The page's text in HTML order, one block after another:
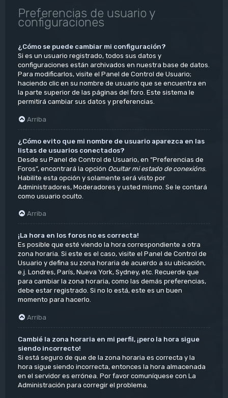
Preferencias de usuario y
configuraciones
¿Cómo se puede cambiar mi configuración?
Si es un usuario registrado, todos sus datos y
configuraciones están archivados en nuestra base de datos.
Para modificarlos, visite el Panel de Control de Usuario;
haciendo clic en su nombre de usuario que se encuentra en
la parte superior de las páginas del foro. Este sistema le
permitirá cambiar sus datos y preferencias.
Arriba
¿Cómo evito que mi nombre de usuario aparezca en las
listas de usuarios conectados?
Desde su Panel de Control de Usuario, en “Preferencias de
Foros”, encontrará la opción Ocultar mi estado de conexións.
Habilite esta opción y solamente será visto por
Administradores, Moderadores y usted mismo. Se le contará
como usuario oculto.
Arriba
¡La hora en los foros no es correcta!
Es posible que esté viendo la hora correspondiente a otra
zona horaria. Si este es el caso, visite el Panel de Control de
Usuario y defina su zona horaria de acuerdo a su ubicación,
e.j. Londres, París, Nueva York, Sydney, etc. Recuerde que
para cambiar la zona horaria, como las demás preferencias,
debe estar registrado. Si no lo está, este es un buen
momento para hacerlo.
Arriba
Cambié la zona horaria en mi perfil, ¡pero la hora sigue
siendo incorrecto!
Si está seguro de que de la zona horaria es correcta y la
hora sigue siendo incorrecta, entonces la hora almacenada
en el servidor es errónea. Por favor comuníquese con La
Administración para corregir el problema.